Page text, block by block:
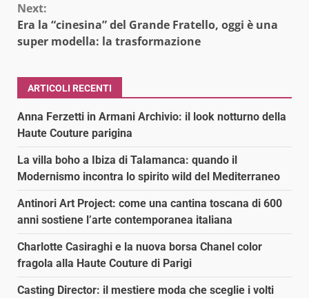
Next:
Era la “cinesina” del Grande Fratello, oggi è una
super modella: la trasformazione
ARTICOLI RECENTI
Anna Ferzetti in Armani Archivio: il look notturno della
Haute Couture parigina
La villa boho a Ibiza di Talamanca: quando il
Modernismo incontra lo spirito wild del Mediterraneo
Antinori Art Project: come una cantina toscana di 600
anni sostiene l’arte contemporanea italiana
Charlotte Casiraghi e la nuova borsa Chanel color
fragola alla Haute Couture di Parigi
Casting Director: il mestiere moda che sceglie i volti